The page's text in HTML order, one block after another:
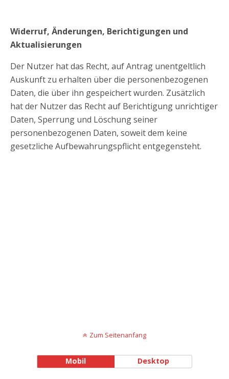
Widerruf, Änderungen, Berichtigungen und
Aktualisierungen
Der Nutzer hat das Recht, auf Antrag unentgeltlich
Auskunft zu erhalten über die personenbezogenen
Daten, die über ihn gespeichert wurden. Zusätzlich
hat der Nutzer das Recht auf Berichtigung unrichtiger
Daten, Sperrung und Löschung seiner
personenbezogenen Daten, soweit dem keine
gesetzliche Aufbewahrungspflicht entgegensteht.
Zum Seitenanfang
Mobil Desktop